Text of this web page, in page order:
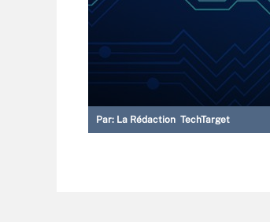
Par: La Rédaction TechTarget